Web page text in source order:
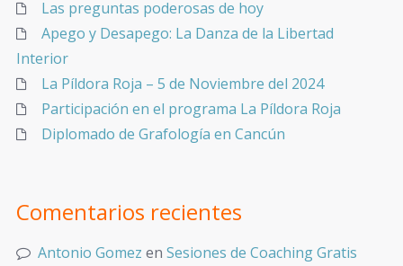
Las preguntas poderosas de hoy
Apego y Desapego: La Danza de la Libertad
Interior
La Píldora Roja – 5 de Noviembre del 2024
Participación en el programa La Píldora Roja
Diplomado de Grafología en Cancún
Comentarios recientes
Antonio Gomez en Sesiones de Coaching Gratis